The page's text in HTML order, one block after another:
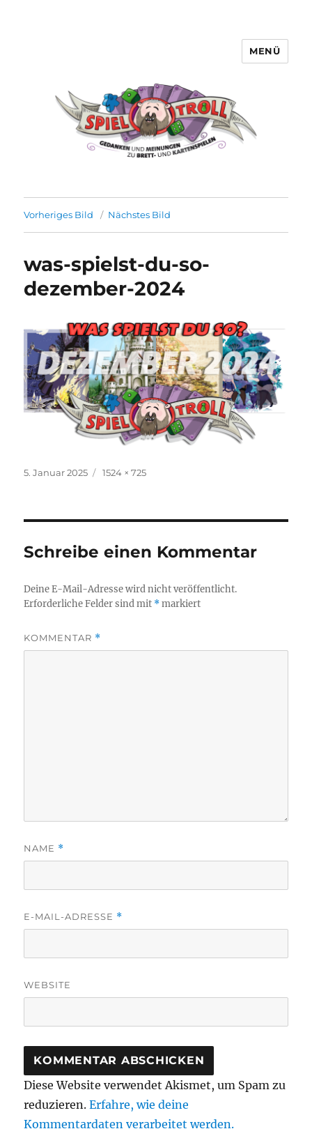
MENÜ
Vorheriges Bild Nächstes Bild
was-spielst-du-so-
dezember-2024
Veröffentlicht
5. Januar 2025 Originalgröße
1524 × 725
Schreibe einen Kommentar
Deine E-Mail-Adresse wird nicht veröffentlicht.
Erforderliche Felder sind mit *markiert
KOMMENTAR *
NAME *
E-MAIL-ADRESSE *
WEBSITE
Diese Website verwendet Akismet, um Spam zu
reduzieren.Erfahre, wie deine
Kommentardaten verarbeitet werden.